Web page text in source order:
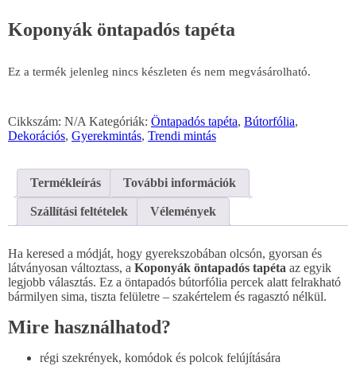
Koponyák öntapadós tapéta
Ez a termék jelenleg nincs készleten és nem megvásárolható.
Cikkszám: N/A Kategóriák: Öntapadós tapéta, Bútorfólia,
Dekorációs, Gyerekmintás, Trendi mintás
Termékleírás További információk
Szállítási feltételek Vélemények
Ha keresed a módját, hogy gyerekszobában olcsón, gyorsan és
látványosan változtass, a Koponyák öntapadós tapéta az egyik
legjobb választás. Ez a öntapadós bútorfólia percek alatt felrakható
bármilyen sima, tiszta felületre – szakértelem és ragasztó nélkül.
Mire használhatod?
régi szekrények, komódok és polcok felújítására